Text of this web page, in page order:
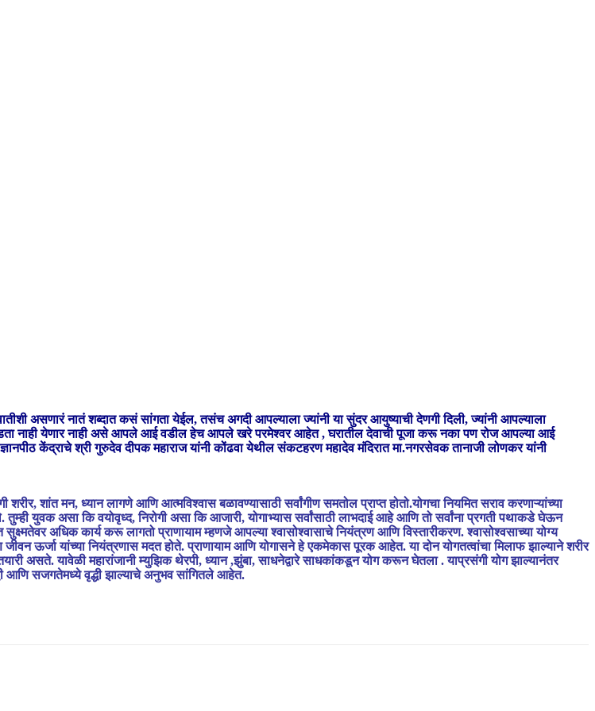
असणारं नातं शब्दात कसं सांगता येईल, तसंच अगदी आपल्याला ज्यांनी या सुंदर आयुष्याची देणगी दिली, ज्यांनी आपल्याला
नाही येणार नाही असे आपले आई वडील हेच आपले खरे परमेश्वर आहेत , घरातील देवाची पूजा करू नका पण रोज आपल्या आई
केंद्राचे श्री गुरुदेव दीपक महाराज यांनी कोंढवा येथील संकटहरण महादेव मंदिरात मा.नगरसेवक तानाजी लोणकर यांनी
शरीर, शांत मन, ध्यान लागणे आणि आत्मविश्वास बळावण्यासाठी सर्वांगीण समतोल प्राप्त होतो.योगचा नियमित सराव करणाऱ्यांच्या
युवक असा कि वयोवृध्द, निरोगी असा कि आजारी, योगाभ्यास सर्वांसाठी लाभदाई आहे आणि तो सर्वांना प्रगती पथाकडे घेऊन
अधिक कार्य करू लागतो प्राणायाम म्हणजे आपल्या श्वासोश्वासाचे नियंत्रण आणि विस्तारीकरण. श्वासोश्वसाच्या योग्य
ऊर्जा यांच्या नियंत्रणास मदत होते. प्राणायाम आणि योगासने हे एकमेकास पूरक आहेत. या दोन योगतत्वांचा मिलाफ झाल्याने शरीर
असते. यावेळी महारांजानी म्युझिक थेरपी, ध्यान ,झुंबा, साधनेद्वारे साधकांकडून योग करून घेतला . याप्रसंगी योग झाल्यानंतर
आणि सजगतेमध्ये वृद्धी झाल्याचे अनुभव सांगितले आहेत.